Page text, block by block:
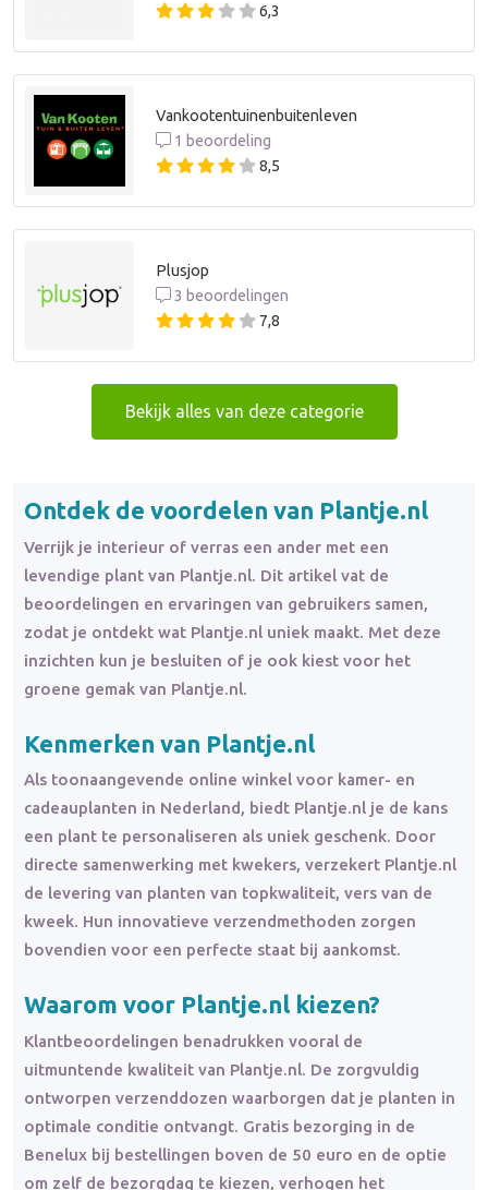
6,3
Vankootentuinenbuitenleven
1 beoordeling
8,5
Plusjop
3 beoordelingen
7,8
Bekijk alles van deze categorie
Ontdek de voordelen van Plantje.nl
Verrijk je interieur of verras een ander met een
levendige plant van Plantje.nl. Dit artikel vat de
beoordelingen en ervaringen van gebruikers samen,
zodat je ontdekt wat Plantje.nl uniek maakt. Met deze
inzichten kun je besluiten of je ook kiest voor het
groene gemak van Plantje.nl.
Kenmerken van Plantje.nl
Als toonaangevende online winkel voor kamer- en
cadeauplanten in Nederland, biedt Plantje.nl je de kans
een plant te personaliseren als uniek geschenk. Door
directe samenwerking met kwekers, verzekert Plantje.nl
de levering van planten van topkwaliteit, vers van de
kweek. Hun innovatieve verzendmethoden zorgen
bovendien voor een perfecte staat bij aankomst.
Waarom voor Plantje.nl kiezen?
Klantbeoordelingen benadrukken vooral de
uitmuntende kwaliteit van Plantje.nl. De zorgvuldig
ontworpen verzenddozen waarborgen dat je planten in
optimale conditie ontvangt. Gratis bezorging in de
Benelux bij bestellingen boven de 50 euro en de optie
om zelf de bezorgdag te kiezen, verhogen het